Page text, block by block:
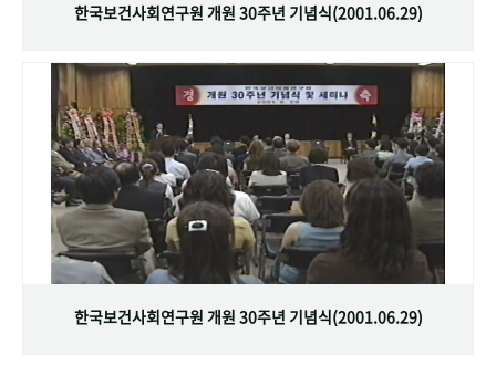
한국보건사회연구원 개원 30주년 기념식(2001.06.29)
한국보건사회연구원 개원 30주년 기념식(2001.06.29)